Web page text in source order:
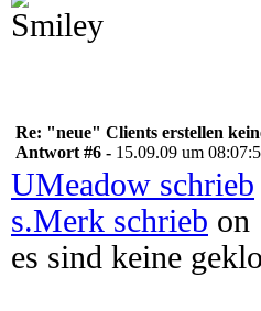
Re: "neue" Clients erstellen
Antwort #6 - 15.09.09 um
UMeadow schrieb
s.Merk schrieb on
es sind keine